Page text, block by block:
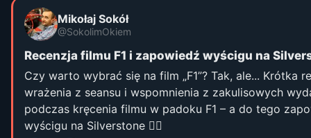
Mikołaj Sokół
@SokolimOkiem
Recenzja filmu F1 i zapowiedź wyścigu na
Czy warto wybrać się na film „F1”? Tak, ale... Krótka
wrażenia z seansu i wspomnienia z zakulisowych
podczas kręcenia filmu w padoku F1 – a do tego
wyścigu na Silverstone 👇🏻